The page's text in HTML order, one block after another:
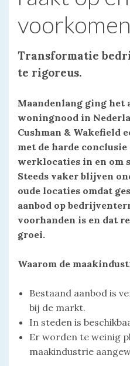
Transformatie
te rigoreus.
Maandenlang ging het
woningnood in
Cushman & Wakefield
met de harde
werklocaties in en om
Steeds vaker blijven
oude locaties omdat
aanbod op
voorhanden is en dat
groei.
Waarom de
Bestaand aanbod is
bij de markt.
In steden is
Er worden te weinig
maakindustrie